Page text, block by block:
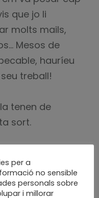
que jo li
molts mails,
Mesos de
hauríeu
treball!
tenen de
sort.
per a
no sensible
personals sobre
i millorar